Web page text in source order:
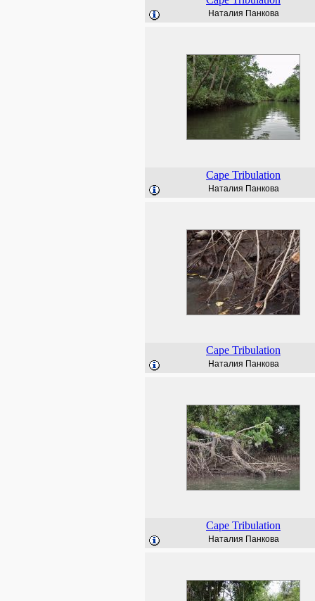
Наталия Панкова
Cape Tribulation
Наталия Панкова
Cape Tribulation
Наталия Панкова
Cape Tribulation
Наталия Панкова